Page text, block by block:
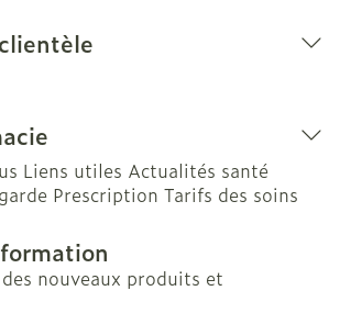
Liens utiles Actualités santé
Prescription Tarifs des soins
nouveaux produits et